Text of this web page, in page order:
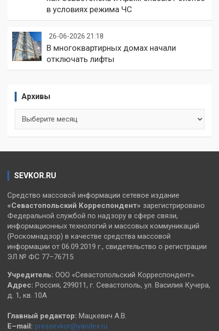
в условиях режима ЧС
26-06-2026 21:18
В многоквартирных домах начали
отключать лифты
Архивы
SEVKOR.RU
Средство массовой информации сетевое издание
«Севастопольский Корреспондент» зарегистрировано
Федеральной службой по надзору в сфере связи,
информационных технологий и массовых коммуникаций
(Роскомнадзор) в качестве средства массовой
информации от 06.09.2019 г., свидетельство о регистрации
ЭЛ № ФС 77–76715
Учредитель: ООО «Севастопольский Корреспондент».
Адрес: Россия, 299011, г. Севастополь, ул. Василия Кучера,
д. 1, кв. 10А
Главный редактор: Мацкевич А.В.
E–mail: pressevkor@yandex.ru